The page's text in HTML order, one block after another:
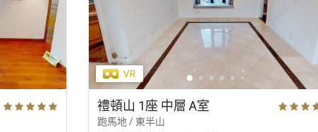
禮頓山 1座 中層 A室
跑馬地 / 東半山